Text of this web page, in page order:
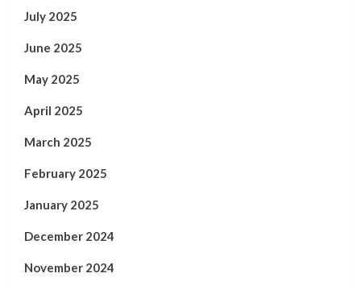
July 2025
June 2025
May 2025
April 2025
March 2025
February 2025
January 2025
December 2024
November 2024